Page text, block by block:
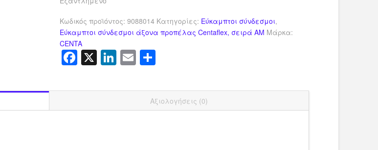
Κωδικός προϊόντος:9088014 Κατηγορίες: Εύκαμπτοι σύνδεσμοι,
Εύκαμπτοι σύνδεσμοι άξονα προπέλας Centaflex, σειρά AM Μάρκα:
CENTA
Facebook
X LinkedIn
Email
Αξιολογήσεις (0)